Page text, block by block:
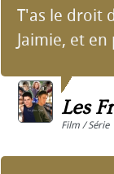
T'as le droit
Jaimie, et
Les
Film / Série